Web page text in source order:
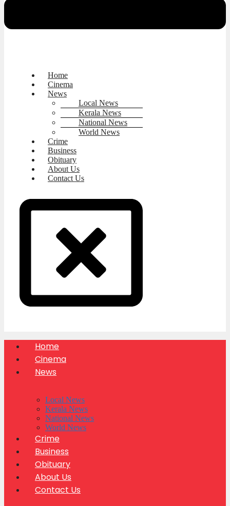
Home
Cinema
News
Local News
Kerala News
National News
World News
Crime
Business
Obituary
About Us
Contact Us
Home
Cinema
News
Local News
Kerala News
National News
World News
Crime
Business
Obituary
About Us
Contact Us